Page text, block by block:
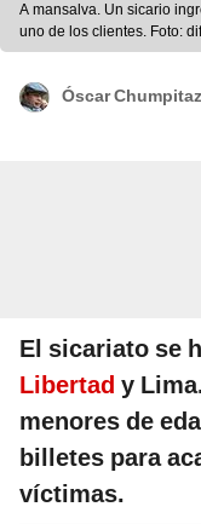
A mansalva. Un sicario
uno de los clientes. Foto:
Óscar Chumpitaz
El sicariato se
Libertad y
menores de
billetes para
víctimas.